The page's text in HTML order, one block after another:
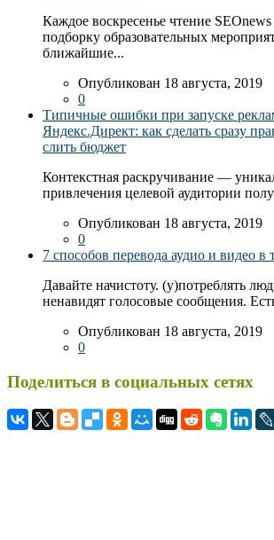
Каждое воскресенье чтение
подборку образовательных
ближайшие...
Опубликован 18 августа, 2019
0
Типичные ошибки при запуске
Яндекс.Директ: как сделать сразу
слить бюджет
Контекстная раскручивание —
привлечения целевой аудитории
Опубликован 18 августа, 2019
0
7 способов перевода аудио и видео в
Давайте начистоту. (у)потреблять
ненавидят голосовые сообщения.
Опубликован 18 августа, 2019
0
Поделиться в социальных сетях